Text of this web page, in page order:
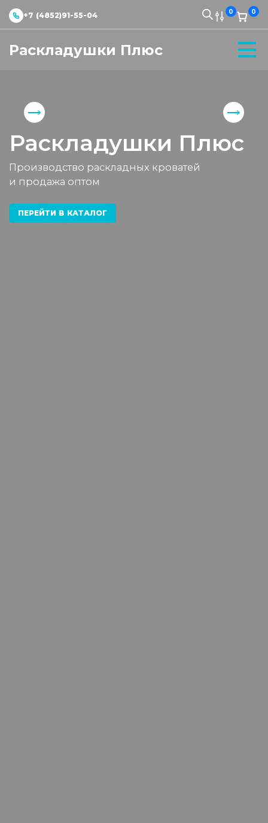
+7 (4852)91-55-04 0 0
Раскладушки Плюс
Раскладушки Плюс
Производство раскладных кроватей
и продажа оптом
ПЕРЕЙТИ В КАТАЛОГ